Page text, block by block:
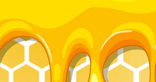
ผลิตภัณฑ์
Spaces
ผู้ช่วย AI
เครื่องมือสร้าง
รูปภาพด้วย AI
เริ่มต้นใช้งาน
Academy
เอกสาร
การสนับสนุน
เงื่อนไขการใช้งาน